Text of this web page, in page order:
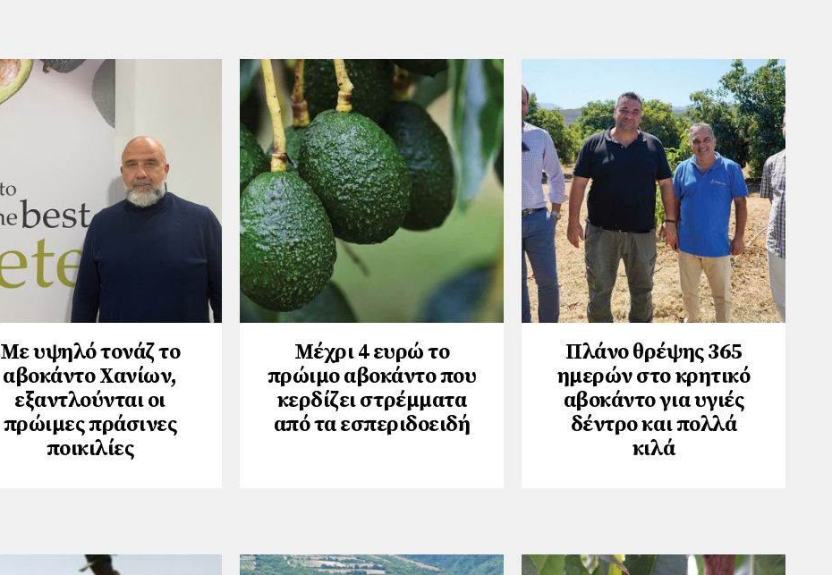
Με υψηλό τονάζ το
αβοκάντο Χανίων,
εξαντλούνται οι
πρώιμες πράσινες
ποικιλίες
Μέχρι 4 ευρώ το
πρώιμο αβοκάντο που
κερδίζει στρέμματα
από τα εσπεριδοειδή
Πλάνο θρέψης 365
ημερών στο κρητικό
αβοκάντο για υγιές
δέντρο και πολλά
κιλά